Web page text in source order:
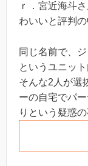
ｒ．宮近海斗
わいいと評判の
同じ名前で、
というユニッ
そんな2人が選
ーの自宅でパ
りという疑惑